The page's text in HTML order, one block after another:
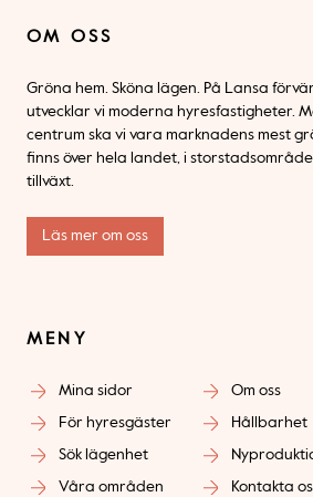
OM OSS
Gröna hem. Sköna lägen. På Lansa
utvecklar vi moderna hyresfastigheter.
centrum ska vi vara marknadens mest
finns över hela landet, i
tillväxt.
Läs mer om oss
MENY
Mina sidor
För hyresgäster
Sök lägenhet
Våra områden
Om oss
Hållbarhet
Kontakta